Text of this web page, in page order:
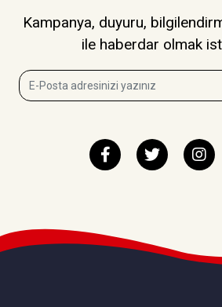
Kampanya, duyuru,
ile haberdar olmak